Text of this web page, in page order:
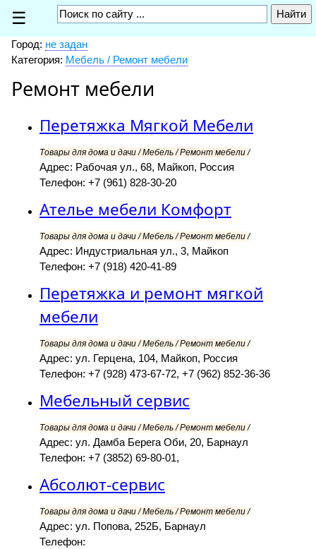
☰
Город: не задан
Категория: Мебель / Ремонт мебели
Ремонт мебели
Перетяжка Мягкой Мебели
Товары для дома и дачи / Мебель / Ремонт мебели /
Адрес: Рабочая ул., 68, Майкоп, Россия
Телефон: +7 (961) 828-30-20
Ателье мебели Комфорт
Товары для дома и дачи / Мебель / Ремонт мебели /
Адрес: Индустриальная ул., 3, Майкоп
Телефон: +7 (918) 420-41-89
Перетяжка и ремонт мягкой
мебели
Товары для дома и дачи / Мебель / Ремонт мебели /
Адрес: ул. Герцена, 104, Майкоп, Россия
Телефон: +7 (928) 473-67-72, +7 (962) 852-36-36
Мебельный сервис
Товары для дома и дачи / Мебель / Ремонт мебели /
Адрес: ул. Дамба Берега Оби, 20, Барнаул
Телефон: +7 (3852) 69-80-01,
Абсолют-сервис
Товары для дома и дачи / Мебель / Ремонт мебели /
Адрес: ул. Попова, 252Б, Барнаул
Телефон: